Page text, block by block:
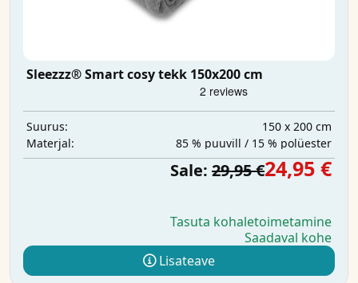
Sleezzz® Smart cosy tekk 150x200 cm
Suurus:
150 x 200 cm
Materjal:
85 % puuvill / 15 % polüester
Sale: 29,95 €24,95 €
Tasuta kohaletoimetamine
Saadaval kohe
Lisateave